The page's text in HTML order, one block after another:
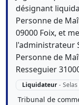
désignant
Personne de
09000 Foix, et
l'administrateur
Personne de
Resseguier
Liquidateur -
Tribunal de